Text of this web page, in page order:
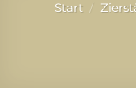
Start /